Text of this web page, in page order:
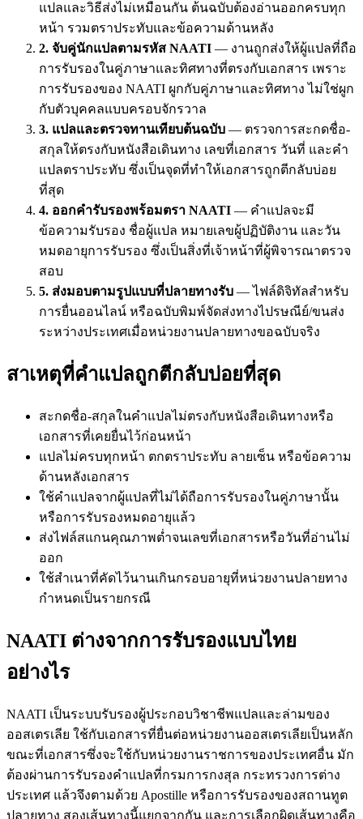
แปลและวิธีส่งไม่เหมือนกัน ต้นฉบับต้องอ่านออกครบทุก
หน้า รวมตราประทับและข้อความด้านหลัง
2. จับคู่นักแปลตามรหัส NAATI — งานถูกส่งให้ผู้แปลที่ถือ
การรับรองในคู่ภาษาและทิศทางที่ตรงกับเอกสาร เพราะ
การรับรองของ NAATI ผูกกับคู่ภาษาและทิศทาง ไม่ใช่ผูก
กับตัวบุคคลแบบครอบจักรวาล
3. แปลและตรวจทานเทียบต้นฉบับ — ตรวจการสะกดชื่อ-
สกุลให้ตรงกับหนังสือเดินทาง เลขที่เอกสาร วันที่ และคำ
แปลตราประทับ ซึ่งเป็นจุดที่ทำให้เอกสารถูกตีกลับบ่อย
ที่สุด
4. ออกคำรับรองพร้อมตรา NAATI — คำแปลจะมี
ข้อความรับรอง ชื่อผู้แปล หมายเลขผู้ปฏิบัติงาน และวัน
หมดอายุการรับรอง ซึ่งเป็นสิ่งที่เจ้าหน้าที่ผู้พิจารณาตรวจ
สอบ
5. ส่งมอบตามรูปแบบที่ปลายทางรับ — ไฟล์ดิจิทัลสำหรับ
การยื่นออนไลน์ หรือฉบับพิมพ์จัดส่งทางไปรษณีย์/ขนส่ง
ระหว่างประเทศเมื่อหน่วยงานปลายทางขอฉบับจริง
สาเหตุที่คำแปลถูกตีกลับบ่อยที่สุด
สะกดชื่อ-สกุลในคำแปลไม่ตรงกับหนังสือเดินทางหรือ
เอกสารที่เคยยื่นไว้ก่อนหน้า
แปลไม่ครบทุกหน้า ตกตราประทับ ลายเซ็น หรือข้อความ
ด้านหลังเอกสาร
ใช้คำแปลจากผู้แปลที่ไม่ได้ถือการรับรองในคู่ภาษานั้น
หรือการรับรองหมดอายุแล้ว
ส่งไฟล์สแกนคุณภาพต่ำจนเลขที่เอกสารหรือวันที่อ่านไม่
ออก
ใช้สำเนาที่คัดไว้นานเกินกรอบอายุที่หน่วยงานปลายทาง
กำหนดเป็นรายกรณี
NAATI ต่างจากการรับรองแบบไทย
อย่างไร
NAATI เป็นระบบรับรองผู้ประกอบวิชาชีพแปลและล่ามของ
ออสเตรเลีย ใช้กับเอกสารที่ยื่นต่อหน่วยงานออสเตรเลียเป็นหลัก
ขณะที่เอกสารซึ่งจะใช้กับหน่วยงานราชการของประเทศอื่น มัก
ต้องผ่านการรับรองคำแปลที่กรมการกงสุล กระทรวงการต่าง
ประเทศ แล้วจึงตามด้วย Apostille หรือการรับรองของสถานทูต
ปลายทาง สองเส้นทางนี้แยกจากกัน และการเลือกผิดเส้นทางคือ